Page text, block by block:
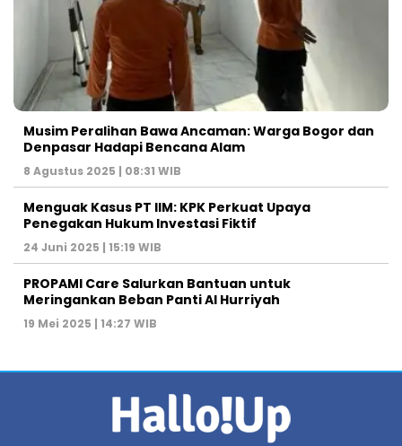
Musim Peralihan Bawa Ancaman: Warga Bogor dan
Denpasar Hadapi Bencana Alam
8 Agustus 2025 | 08:31 WIB
Menguak Kasus PT IIM: KPK Perkuat Upaya
Penegakan Hukum Investasi Fiktif
24 Juni 2025 | 15:19 WIB
PROPAMI Care Salurkan Bantuan untuk
Meringankan Beban Panti Al Hurriyah
19 Mei 2025 | 14:27 WIB